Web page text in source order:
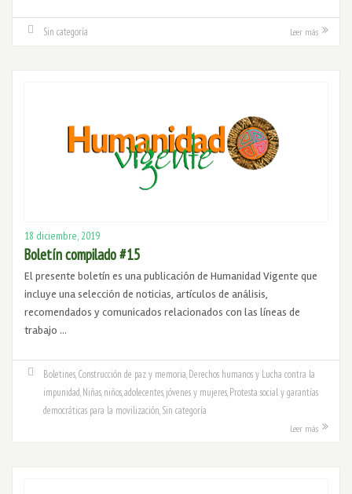
Sin categoría Leer más
18 diciembre, 2019
Boletín compilado #15
El presente boletín es una publicación de Humanidad Vigente que
incluye una selección de noticias, artículos de análisis,
recomendados y comunicados relacionados con las líneas de
trabajo …
Boletines, Construcción de paz y memoria Derechos humanos y Lucha contra la
impunidad Niñas, niños, adolecentes, jóvenes y mujeres, Protesta social y garantías
democráticas para la movilización Sin categoría
Leer más